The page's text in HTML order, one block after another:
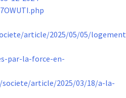
article/2025/05/05/
par-la-force-en-
article/2025/03/18/a-la-